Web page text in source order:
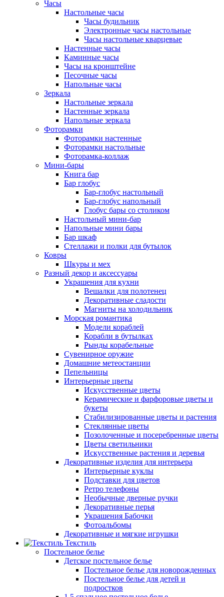
Часы
Настольные часы
Часы будильник
Электронные часы настольные
Часы настольные кварцевые
Настенные часы
Каминные часы
Часы на кронштейне
Песочные часы
Напольные часы
Зеркала
Настольные зеркала
Настенные зеркала
Напольные зеркала
Фоторамки
Фоторамки настенные
Фоторамки настольные
Фоторамка-коллаж
Мини-бары
Книга бар
Бар глобус
Бар-глобус настольный
Бар-глобус напольный
Глобус бары со столиком
Настольный мини-бар
Напольные мини бары
Бар шкаф
Стеллажи и полки для бутылок
Ковры
Шкуры и мех
Разный декор и аксессуары
Украшения для кухни
Вешалки для полотенец
Декоративные сладости
Магниты на холодильник
Морская романтика
Модели кораблей
Корабли в бутылках
Рынды корабельные
Сувенирное оружие
Домашние метеостанции
Пепельницы
Интерьерные цветы
Искусственные цветы
Керамические и фарфоровые цветы и
букеты
Стабилизированные цветы и растения
Стеклянные цветы
Позолоченные и посеребренные цветы
Цветы светильники
Искусственные растения и деревья
Декоративные изделия для интерьера
Интерьерные куклы
Подставки для цветов
Ретро телефоны
Необычные дверные ручки
Декоративные перья
Украшения Бабочки
Фотоальбомы
Декоративные и мягкие игрушки
Текстиль
Постельное белье
Детское постельное белье
Постельное белье для новорожденных
Постельное белье для детей и
подростков